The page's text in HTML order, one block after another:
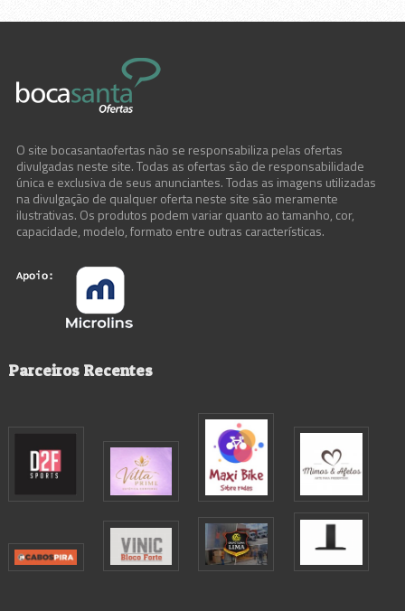
O site bocasantaofertas não se responsabiliza pelas ofertas
divulgadas neste site. Todas as ofertas são de responsabilidade
única e exclusiva de seus anunciantes. Todas as imagens utilizadas
na divulgação de qualquer oferta neste site são meramente
ilustrativas. Os produtos podem variar quanto ao tamanho, cor,
capacidade, modelo, formato entre outras características.
Parceiros Recentes